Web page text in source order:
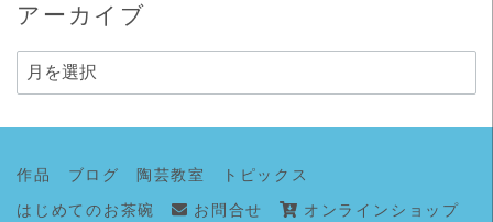
アーカイブ
ア
ー
ブ
作品 ブログ 陶芸教室
トピックス
はじめてのお茶碗
お問合せ オンラインショップ